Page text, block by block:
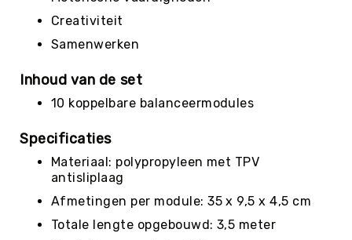
Teambuilding
Tennis
Trampolinespringen
Trefbal
Trendsporten
/
Vechtsport
Zelfverdediging
Voetbal
Creativiteit
Samenwerken
Inhoud van de set
10 koppelbare balanceermodules
Specificaties
Materiaal: polypropyleen met TPV
antisliplaag
Afmetingen per module: 35 x 9,5 x 4,5 cm
Totale lengte opgebouwd: 3,5 meter